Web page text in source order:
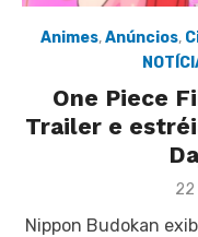
Animes,Anúncios,
One Piece
Trailer e
22
Nippon Budokan